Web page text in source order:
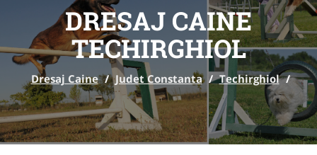
DRESAJ CAINE
TECHIRGHIOL
Dresaj Caine / Judet Constanta / Techirghiol /